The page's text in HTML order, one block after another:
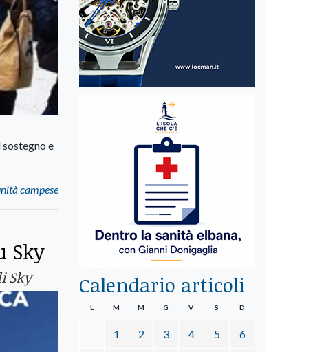
e
campese
Sky
Sky Calendario articoli
L M M G V S D
1 2 3 4 5 6